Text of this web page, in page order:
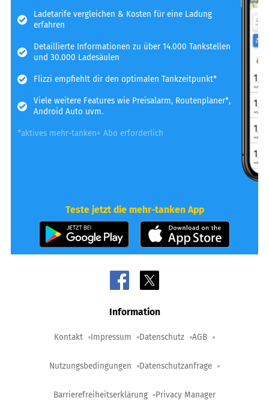
Ladetarife vergleichen & Kosten für eine Ladung
erfahren
Detaillierte Informationen zu über 14.000 Tankstellen
und 30.000 Ladesäulen
Flizzi empfiehlt dir den optimalen Tankzeitpunkt*
Viele weitere Features wie Preisalarm, Routenplaner*,
Android Auto uvm.
*aktives mehr-tanken+ Abo erforderlich
Teste jetzt die mehr-tanken App
Information
Kontakt Impressum Datenschutz AGB
Nutzungsbedingungen Datenschutzanfrage
Barrierefreiheitserklärung Privacy Manager